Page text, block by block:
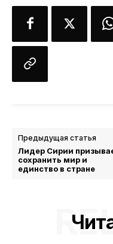
Предыдущая статья
Лидер Сирии
сохранить мир и
единство в стране